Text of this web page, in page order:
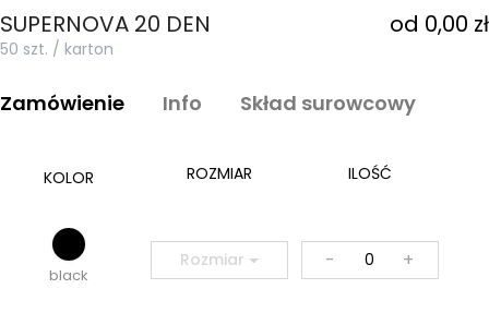
SUPERNOVA 20 DEN od 0,00 zł
50 szt. / karton
Zamówienie Info Skład surowcowy
KOLOR ROZMIAR ILOŚĆ
black
Rozmiar - +